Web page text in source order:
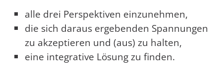
alle drei Perspektiven einzunehmen,
die sich daraus ergebenden Spannungen
zu akzeptieren und (aus) zu halten,
eine integrative Lösung zu finden.